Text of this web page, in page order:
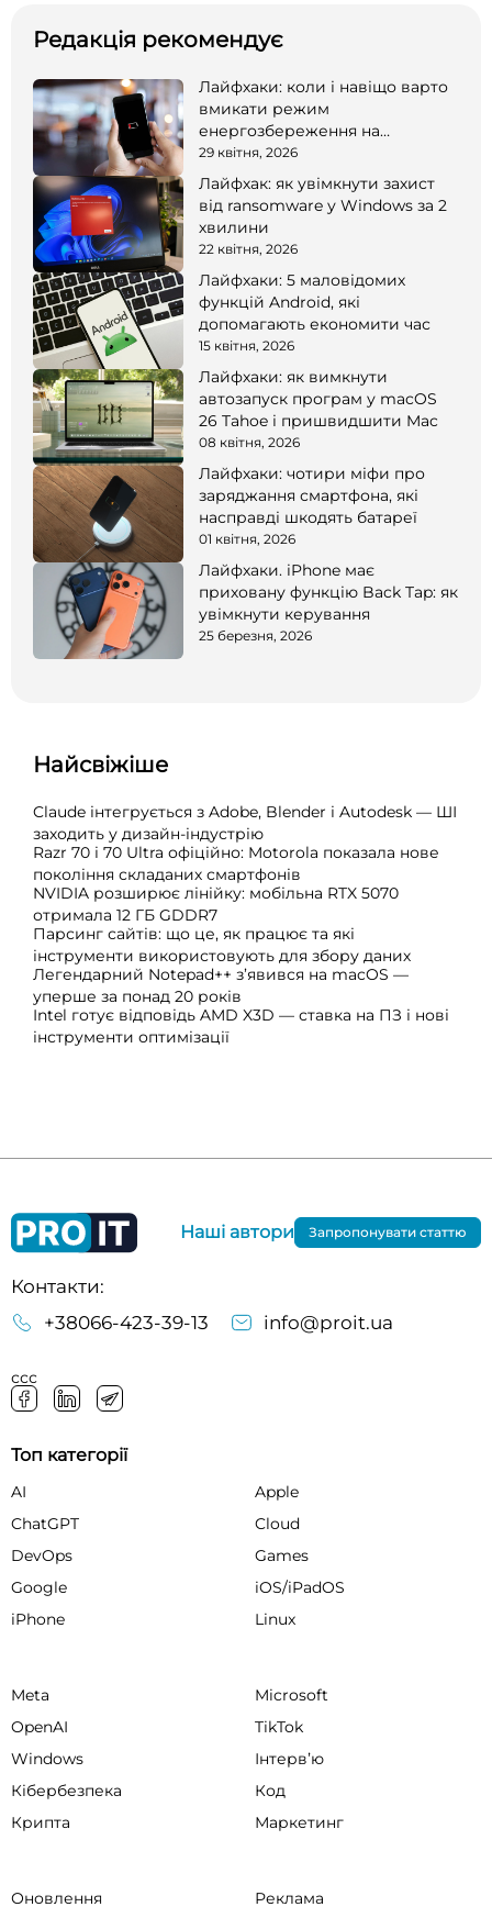
Редакція рекомендує
Лайфхаки: коли і навіщо варто
вмикати режим
енергозбереження на
смартфоні
29 квітня, 2026
Лайфхак: як увімкнути захист
від ransomware у Windows за 2
хвилини
22 квітня, 2026
Лайфхаки: 5 маловідомих
функцій Android, які
допомагають економити час
15 квітня, 2026
Лайфхаки: як вимкнути
автозапуск програм у macOS
26 Tahoe і пришвидшити Mac
08 квітня, 2026
Лайфхаки: чотири міфи про
заряджання смартфона, які
насправді шкодять батареї
01 квітня, 2026
Лайфхаки. iPhone має
приховану функцію Back Tap: як
увімкнути керування
25 березня, 2026
Найсвіжіше
Claude інтегрується з Adobe, Blender і Autodesk — ШІ
заходить у дизайн-індустрію
Razr 70 і 70 Ultra офіційно: Motorola показала нове
покоління складаних смартфонів
NVIDIA розширює лінійку: мобільна RTX 5070
отримала 12 ГБ GDDR7
Парсинг сайтів: що це, як працює та які
інструменти використовують для збору даних
Легендарний Notepad++ з’явився на macOS —
уперше за понад 20 років
Intel готує відповідь AMD X3D — ставка на ПЗ і нові
інструменти оптимізації
Контакти:
+38066-423-39-13
info@proit.ua
ссс
Наші автори Запропонувати статтю
Топ категорії
AI
Apple
ChatGPT
Cloud
DevOps
Games
Google
iOS/iPadOS
iPhone
Linux
Meta
Microsoft
OpenAI
TikTok
Windows
Інтервʼю
Кібербезпека
Код
Крипта
Маркетинг
Оновлення Реклама